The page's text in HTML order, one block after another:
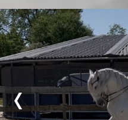
Previous